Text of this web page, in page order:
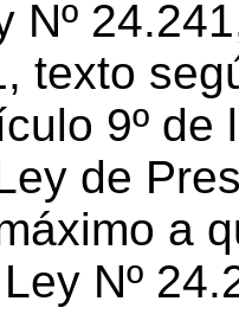
Nº
texto
9º de
de
a
Nº